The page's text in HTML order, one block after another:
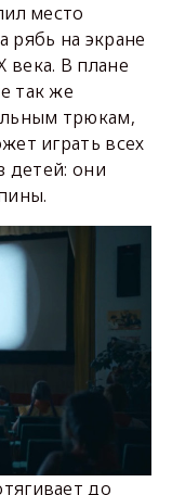
место
рябь на экране
века. В плане
так же
трюкам,
играть всех
детей: они
до